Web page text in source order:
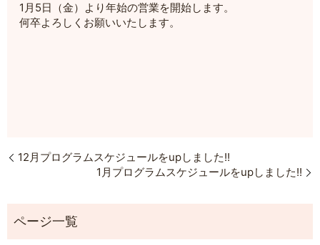
1月5日（金）より年始の営業を開始します。
何卒よろしくお願いいたします。
12月プログラムスケジュールをupしました!!
1月プログラムスケジュールをupしました!!